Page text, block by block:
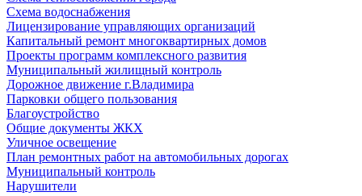
Схема водоснабжения
Лицензирование управляющих организаций
Капитальный ремонт многоквартирных домов
Проекты программ комплексного развития
Муниципальный жилищный контроль
Дорожное движение г.Владимира
Парковки общего пользования
Благоустройство
Общие документы ЖКХ
Уличное освещение
План ремонтных работ на автомобильных дорогах
Муниципальный контроль
Нарушители